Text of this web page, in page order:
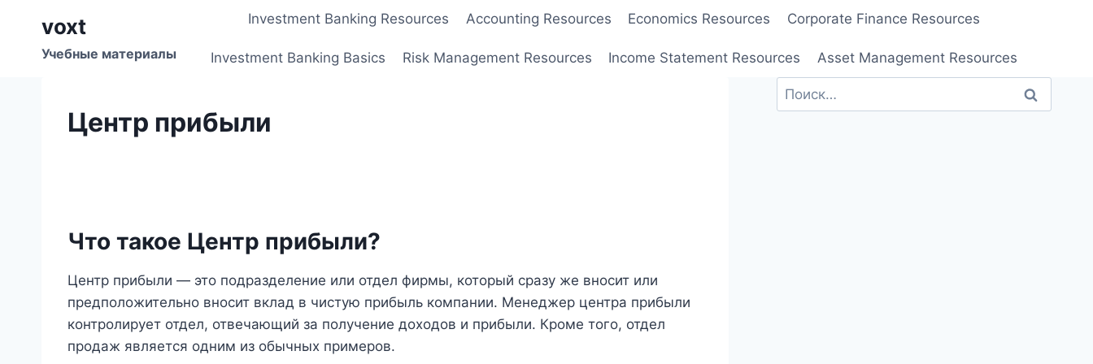
содержимому
voxt
Учебные материалы
Investment Banking Resources Accounting Resources Economics Resources Corporate Finance Resources
Investment Banking Basics Risk Management Resources Income Statement Resources Asset Management Resources
Центр прибыли
Что такое Центр прибыли?
Центр прибыли — это подразделение или отдел фирмы, который сразу же вносит или
предположительно вносит вклад в чистую прибыль компании. Менеджер центра прибыли
контролирует отдел, отвечающий за получение доходов и прибыли. Кроме того, отдел
продаж является одним из обычных примеров.
Найти: